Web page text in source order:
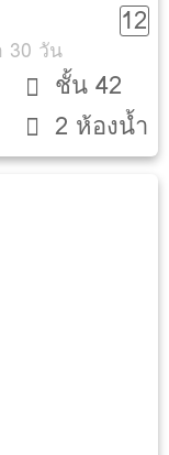
12
30 วัน
ชั้น 42
2 ห้องน้ำ